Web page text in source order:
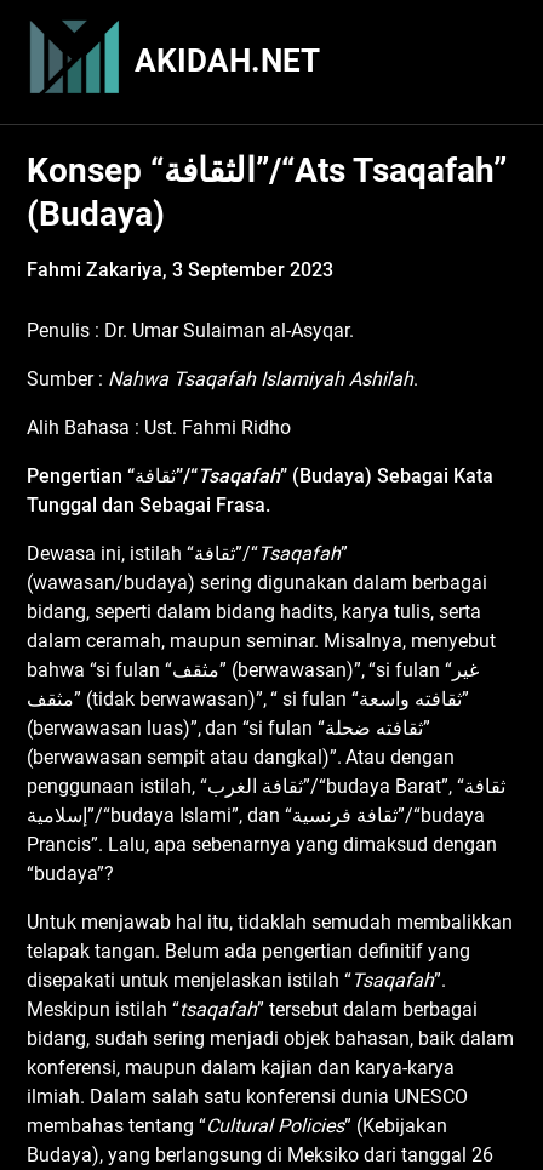
content
AKIDAH.NET
Konsep “الثقافة”/“Ats Tsaqafah”
(Budaya)
Fahmi Zakariya,3 September 2023
Penulis : Dr. Umar Sulaiman al-Asyqar.
Sumber : Nahwa Tsaqafah Islamiyah Ashilah.
Alih Bahasa : Ust. Fahmi Ridho
Pengertian “ثقافة”/“Tsaqafah” (Budaya) Sebagai Kata
Tunggaldan Sebagai Frasa.
Dewasa ini, istilah “ثقافة”/“Tsaqafah”
(wawasan/budaya) sering digunakan dalam berbagai
bidang, seperti dalam bidang hadits, karya tulis, serta
dalam ceramah, maupun seminar. Misalnya, menyebut
bahwa “si fulan “مثقف” (berwawasan)”, “si fulan “غير
مثقف” (tidak berwawasan)”, “ si fulan “ثقافته واسعة”
(berwawasan luas)”, dan “si fulan “ثقافته ضحلة”
(berwawasan sempit atau dangkal)”. Atau dengan
penggunaan istilah, “ثقافة الغرب”/“budaya Barat”, “ثقافة
إسلامية”/“budaya Islami”, dan “ثقافة فرنسية”/“budaya
Prancis”. Lalu, apa sebenarnya yang dimaksud dengan
“budaya”?
Untuk menjawab hal itu, tidaklah semudah membalikkan
telapak tangan. Belum ada pengertian definitif yang
disepakati untuk menjelaskan istilah “Tsaqafah”.
Meskipun istilah “tsaqafah” tersebut dalam berbagai
bidang, sudah sering menjadi objek bahasan, baik dalam
konferensi, maupun dalam kajian dan karya-karya
ilmiah. Dalam salah satu konferensi dunia UNESCO
membahas tentang “Cultural Policies” (Kebijakan
Budaya), yang berlangsung di Meksiko dari tanggal 26